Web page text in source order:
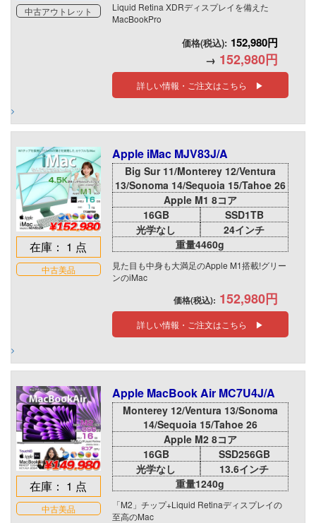
中古アウトレット
Liquid Retina XDRディスプレイを備えた
MacBookPro
価格(税込): 152,980円
→ 152,980円
詳しい情報・ご注文はこちら ▶
在庫： 1 点
中古美品
Apple iMac MJV83J/A
Big Sur 11/Monterey 12/Ventura
13/Sonoma 14/Sequoia 15/Tahoe 26
Apple M1 8コア
16GB
SSD1TB
光学なし
24インチ
重量4460g
見た目も中身も大満足のApple M1搭載!グリー
ンのiMac
価格(税込): 152,980円
詳しい情報・ご注文はこちら ▶
在庫： 1 点
中古美品
Apple MacBook Air MC7U4J/A
Monterey 12/Ventura 13/Sonoma
14/Sequoia 15/Tahoe 26
Apple M2 8コア
16GB
SSD256GB
光学なし
13.6インチ
重量1240g
「M2」チップ+Liquid Retinaディスプレイの
至高のMac